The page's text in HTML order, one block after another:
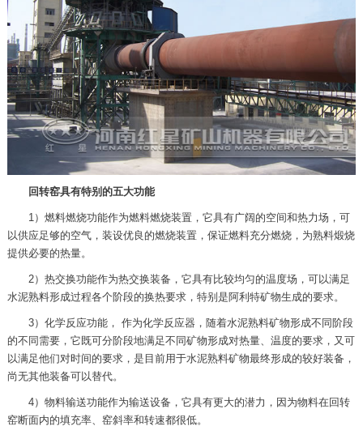
回转窑具有特别的五大功能
1）燃料燃烧功能作为燃料燃烧装置，它具有广阔的空间和热力场，可
以供应足够的空气，装设优良的燃烧装置，保证燃料充分燃烧，为熟料煅烧
提供必要的热量。
2）热交换功能作为热交换装备，它具有比较均匀的温度场，可以满足
水泥熟料形成过程各个阶段的换热要求，特别是阿利特矿物生成的要求。
3）化学反应功能， 作为化学反应器，随着水泥熟料矿物形成不同阶段
的不同需要，它既可分阶段地满足不同矿物形成对热量、温度的要求，又可
以满足他们对时间的要求，是目前用于水泥熟料矿物最终形成的较好装备，
尚无其他装备可以替代。
4）物料输送功能作为输送设备，它具有更大的潜力，因为物料在回转
窑断面内的填充率、窑斜率和转速都很低。